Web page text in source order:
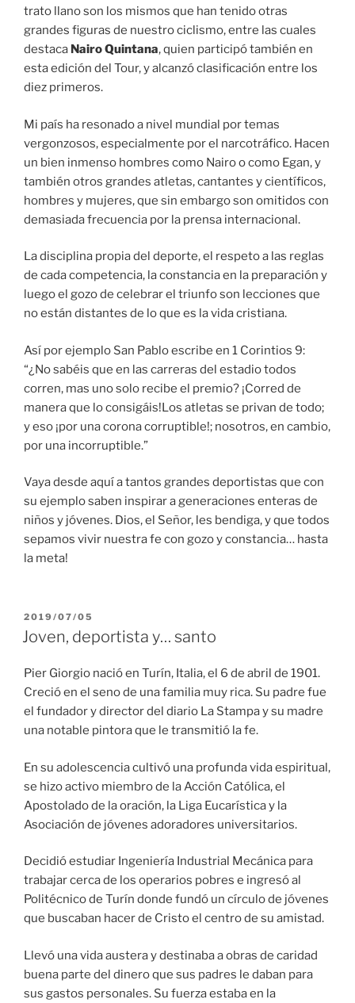
trato llano son los mismos que han tenido otras
grandes figuras de nuestro ciclismo, entre las cuales
destaca Nairo Quintana, quien participó también en
esta edición del Tour, y alcanzó clasificación entre los
diez primeros.
Mi país ha resonado a nivel mundial por temas
vergonzosos, especialmente por el narcotráfico. Hacen
un bien inmenso hombres como Nairo o como Egan, y
también otros grandes atletas, cantantes y científicos,
hombres y mujeres, que sin embargo son omitidos con
demasiada frecuencia por la prensa internacional.
La disciplina propia del deporte, el respeto a las reglas
de cada competencia, la constancia en la preparación y
luego el gozo de celebrar el triunfo son lecciones que
no están distantes de lo que es la vida cristiana.
Así por ejemplo San Pablo escribe en 1 Corintios 9:
“¿No sabéis que en las carreras del estadio todos
corren, mas uno solo recibe el premio? ¡Corred de
manera que lo consigáis!Los atletas se privan de todo;
y eso ¡por una corona corruptible!; nosotros, en cambio,
por una incorruptible.”
Vaya desde aquí a tantos grandes deportistas que con
su ejemplo saben inspirar a generaciones enteras de
niños y jóvenes. Dios, el Señor, les bendiga, y que todos
sepamos vivir nuestra fe con gozo y constancia… hasta
la meta!
PUBLICADO
EL
2019/07/05
Joven, deportista y… santo
Pier Giorgio nació en Turín, Italia, el 6 de abril de 1901.
Creció en el seno de una familia muy rica. Su padre fue
el fundador y director del diario La Stampa y su madre
una notable pintora que le transmitió la fe.
En su adolescencia cultivó una profunda vida espiritual,
se hizo activo miembro de la Acción Católica, el
Apostolado de la oración, la Liga Eucarística y la
Asociación de jóvenes adoradores universitarios.
Decidió estudiar Ingeniería Industrial Mecánica para
trabajar cerca de los operarios pobres e ingresó al
Politécnico de Turín donde fundó un círculo de jóvenes
que buscaban hacer de Cristo el centro de su amistad.
Llevó una vida austera y destinaba a obras de caridad
buena parte del dinero que sus padres le daban para
sus gastos personales. Su fuerza estaba en la